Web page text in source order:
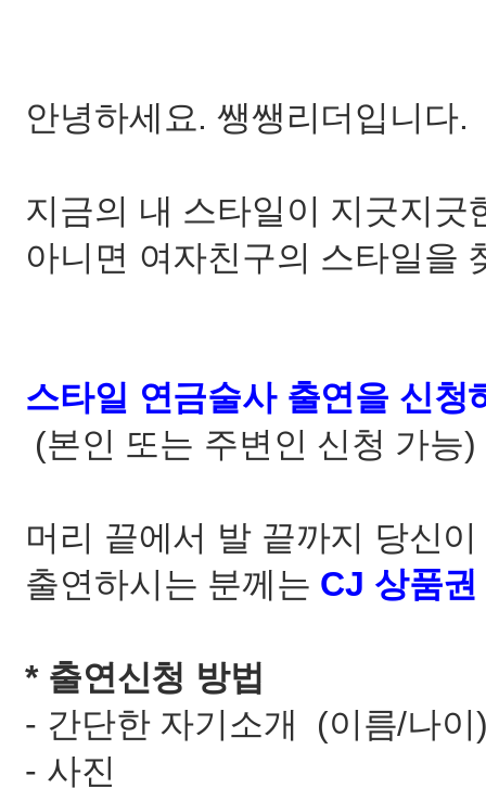
안녕하세요. 쌩쌩리더입니다.
지금의 내 스타일이 지긋지긋
아니면 여자친구의 스타일을
스타일 연금술사 출연을 신청
(본인 또는 주변인 신청 가능)
머리 끝에서 발 끝까지 당신
출연하시는 분께는 CJ 상품
* 출연신청 방법
- 간단한 자기소개 (이름/나이
- 사진